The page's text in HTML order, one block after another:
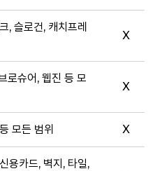
, 슬로건, 캐치프레
X
로슈어, 웹진 등 모
X
모든 범위 X
용카드, 벽지, 타일,